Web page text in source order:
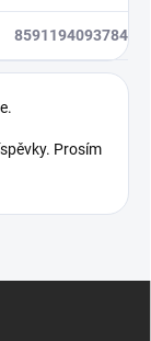
8591194093784
Prosím